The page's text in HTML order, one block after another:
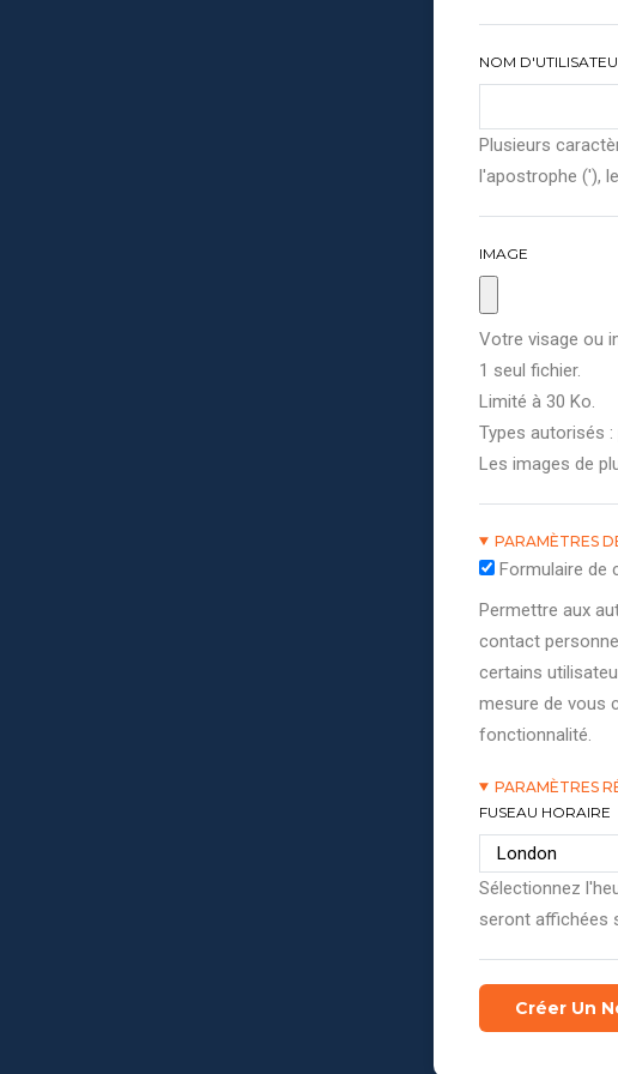
NOM
Plusieurs
l'apostrophe ('),
IMAGE
Votre visage ou
1 seul fichier.
Limité à 30 Ko.
Types autorisés :
Les images de
PARAMÈTRES
Formulaire de
Permettre aux
contact
certains
mesure de vous
fonctionnalité.
PARAMÈTRES
FUSEAU HORAIRE
Sélectionnez
seront affichées